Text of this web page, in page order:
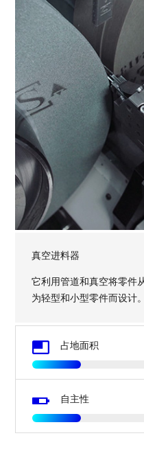
真空进料器
它利用管道和真空将零件
为轻型和小型零件而设计。
Image占地面积
Image自主性